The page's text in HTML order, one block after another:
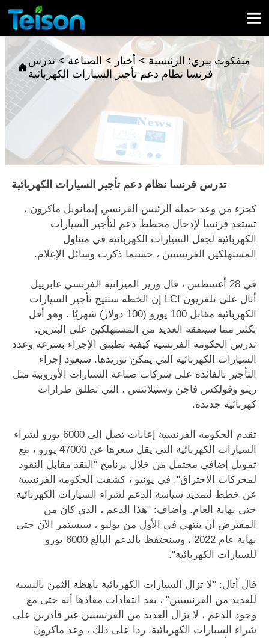


ميفكوت ييري: الرئيسية> أخبار >الصناعة>تدرس
فرنسا نظام دعم تأجير السيارات الكهربائية
تدرس فرنسا نظام دعم تأجير السيارات الكهربائية
كجزء من وعد حملة الرئيس الفرنسي إيمانويل ماكرون ،
تستعد فرنسا لإدخال مخطط دعم لتأجير السيارات
الكهربائية لجعل السيارات الكهربائية في متناول
المستهلكين الفرنسيين ، حسبما ذكرت وسائل الإعلام.
في 28 أغسطس ، قال وزير الميزانية الفرنسي غابرييل
أتال على تلفزيون LCI إن الخطة ستتيح تأجير السيارات
الكهربائية مقابل 100 يورو (100 دولار) شهريًا ، وهو أقل
بكثير مما سينفقه العديد من المستهلكين على البنزين.
تدرس الحكومة الفرنسية كيفية تطبيق الإجراء بسرعة وعدد
السيارات الكهربائية التي يمكن توريدها. سيعود إجراء
التأجير بالفائدة على شركات صناعة السيارات الأوروبية مثل
رينو وفولكس فاجن وستيلانتس ، التي تطلق طرازات
كهربائية جديدة.
تقدم الحكومة الفرنسية إعانات تصل إلى 6000 يورو لشراء
السيارات الكهربائية التي يقل سعرها عن 47000 يورو ، مع
تمويل إضافي محتمل من خلال برنامج "النقد مقابل النقود
لمحركات الاحتراق". في يونيو ، كشفت الحكومة الفرنسية
عن خطط لتمديد سياسة الدعم لشراء السيارات الكهربائية
حتى نهاية العام. وأضاف: "هذا الدعم ، الذي كان من
المفترض أن ينتهي في الأول من يوليو ، سيستمر الآن حتى
نهاية عام 2022 ، وسنحتفظ بالدعم البالغ 6000 يورو
للسيارات الكهربائية".
قال أتال: "لا تزال السيارات الكهربائية باهظة الثمن بالنسبة
للعديد من الفرنسيين" ، بعد انتقادات مفادها أنه حتى مع
وجود الدعم ، لا يزال العديد من الفرنسيين غير قادرين على
شراء السيارات الكهربائية. ردا على ذلك ، وعد ماكرون